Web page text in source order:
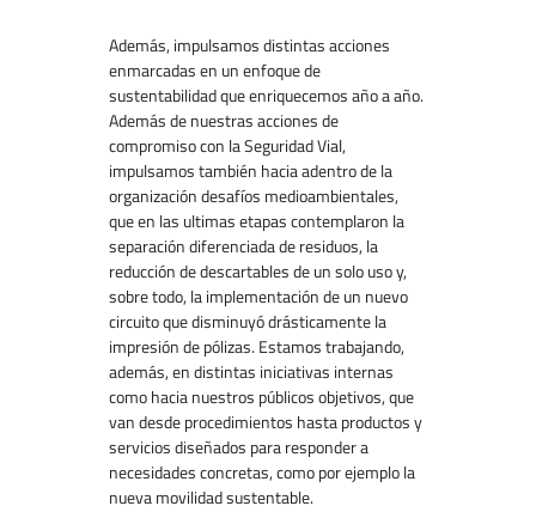
Además, impulsamos distintas acciones
enmarcadas en un enfoque de
sustentabilidad que enriquecemos año a año.
Además de nuestras acciones de
compromiso con la Seguridad Vial,
impulsamos también hacia adentro de la
organización desafíos medioambientales,
que en las ultimas etapas contemplaron la
separación diferenciada de residuos, la
reducción de descartables de un solo uso y,
sobre todo, la implementación de un nuevo
circuito que disminuyó drásticamente la
impresión de pólizas. Estamos trabajando,
además, en distintas iniciativas internas
como hacia nuestros públicos objetivos, que
van desde procedimientos hasta productos y
servicios diseñados para responder a
necesidades concretas, como por ejemplo la
nueva movilidad sustentable.